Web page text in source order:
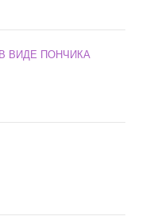
ВИДЕ ПОНЧИКА